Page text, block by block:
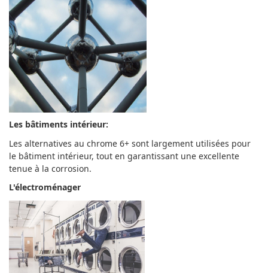
Les bâtiments intérieur:
Les alternatives au chrome 6+ sont largement utilisées pour
le bâtiment intérieur, tout en garantissant une excellente
tenue à la corrosion.
L'électroménager